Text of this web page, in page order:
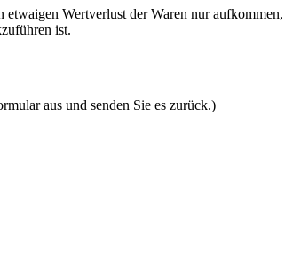
Wertverlust der Waren nur
ist.
aus und senden Sie es zurück.)